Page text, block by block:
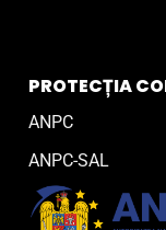
PROTECȚIA
ANPC
ANPC-SAL